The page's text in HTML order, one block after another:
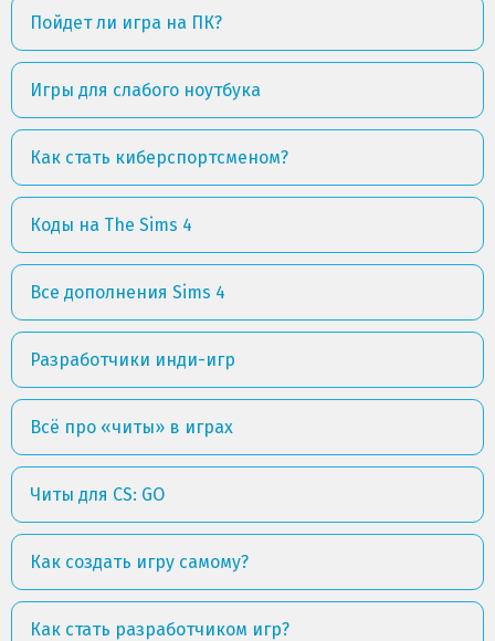
Пойдет ли игра на ПК?
Игры для слабого ноутбука
Как стать киберспортсменом?
Коды на The Sims 4
Все дополнения Sims 4
Разработчики инди-игр
Всё про «читы» в играх
Читы для CS: GO
Как создать игру самому?
Как стать разработчиком игр?